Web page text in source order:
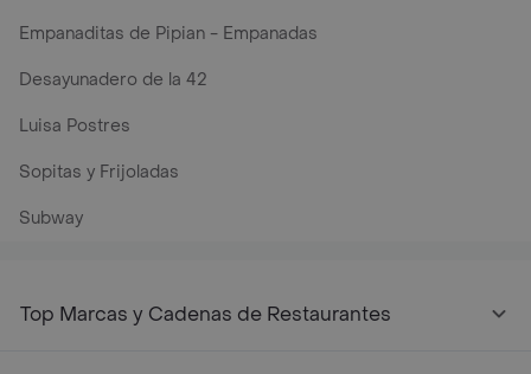
Empanaditas de Pipian - Empanadas
Desayunadero de la 42
Luisa Postres
Sopitas y Frijoladas
Subway
Top Marcas y Cadenas de Restaurantes